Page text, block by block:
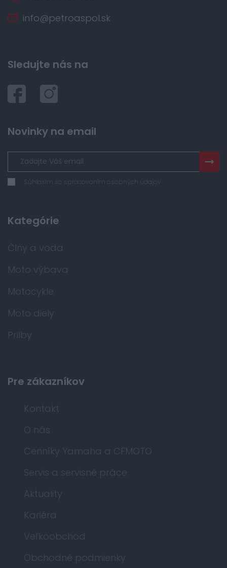
info@petroaspol.sk
Sledujte nás na
Novinky na email
Súhlasím so spracovaním osobných údajov
Kategórie
Člny a voda
Moto výbava
Motocykle
Moto diely
Prilby
Pre zákazníkov
Kontakt
O nás
Cenníky Yamaha a CFMOTO
Servis a servisné práce
Aktuality
Kariéra
Veľkoobchod
Obchodné podmienky